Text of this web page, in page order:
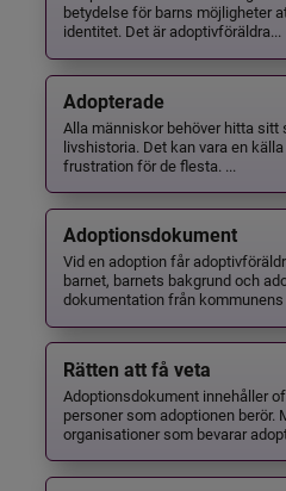
betydelse för barns möjligheter
identitet. Det är adoptivföräldra...
Adopterade
Alla människor behöver hitta
livshistoria. Det kan vara en
frustration för de flesta. ...
Adoptionsdokument
Vid en adoption får
barnet, barnets bakgrund och
dokumentation från kommunens
Rätten att få veta
Adoptionsdokument innehåller
personer som adoptionen berör.
organisationer som bevarar